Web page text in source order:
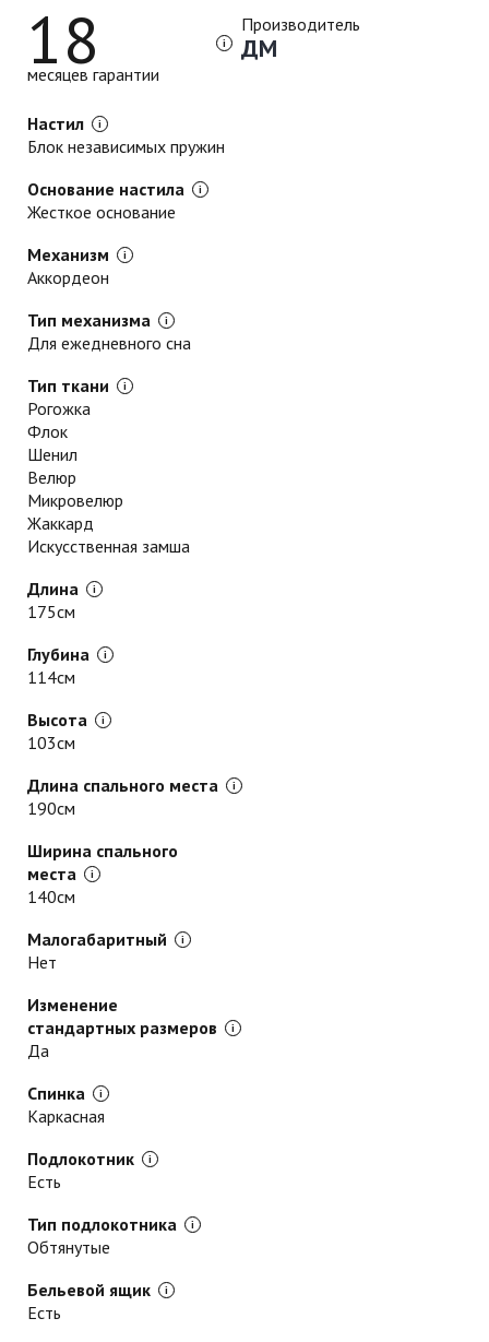
Настил
Блок независимых пружин
Основание настила
Жесткое основание
Механизм
Аккордеон
Тип механизма
Для ежедневного сна
Тип ткани
Рогожка
Флок
Шенил
Велюр
Микровелюр
Жаккард
Искусственная замша
Длина
175см
Глубина
114см
Высота
103см
Длина спального места
190см
Ширина спального
места
140см
Малогабаритный
Нет
Изменение
стандартных размеров
Да
Спинка
Каркасная
Подлокотник
Есть
Тип подлокотника
Обтянутые
Бельевой ящик
Есть
Производитель
ДМ
18
месяцев гарантии